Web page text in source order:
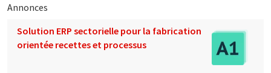
Annonces
Solution ERP sectorielle pour la fabrication
orientée recettes et processus